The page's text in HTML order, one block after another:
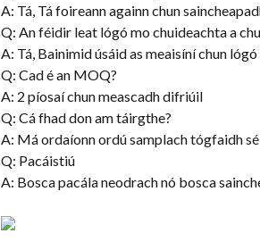
A: Tá, Tá foireann againn chun
Q: An féidir leat lógó mo chuideachta a
A: Tá, Bainimid úsáid as meaisíní chun
Q: Cad é an MOQ?
A: 2 píosaí chun meascadh difriúil
Q: Cá fhad don am táirgthe?
A: Má ordaíonn ordú samplach tógfaidh
Q: Pacáistiú
A: Bosca pacála neodrach nó bosca